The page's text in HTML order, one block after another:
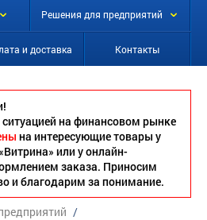
Решения для предприятий
и доставка Контакты
ситуацией на финансовом рынке
на интересующие товары у
или у онлайн-
заказа. Приносим
и благодарим за понимание.
/